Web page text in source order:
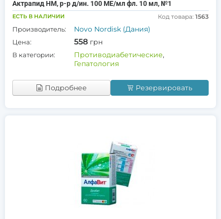
Актрапид НМ, р-р д/ин. 100 МЕ/мл фл. 10 мл, №1
ЕСТЬ В НАЛИЧИИ Код товара: 1563
Производитель: Novo Nordisk (Дания)
Цена: 558 грн
В категории: Противодиабетические,
Гепатология
Подробнее Резервировать